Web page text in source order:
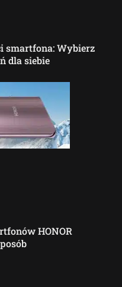
smartfona: Wybierz
dla siebie
HONOR